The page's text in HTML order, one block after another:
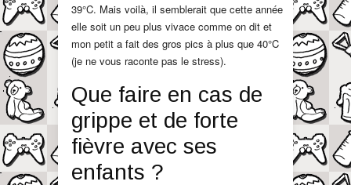
39°C. Mais voilà, il semblerait que cette année
elle soit un peu plus vivace comme on dit et
mon petit a fait des gros pics à plus que 40°C
(je ne vous raconte pas le stress).
Que faire en cas de
grippe et de forte
fièvre avec ses
enfants ?